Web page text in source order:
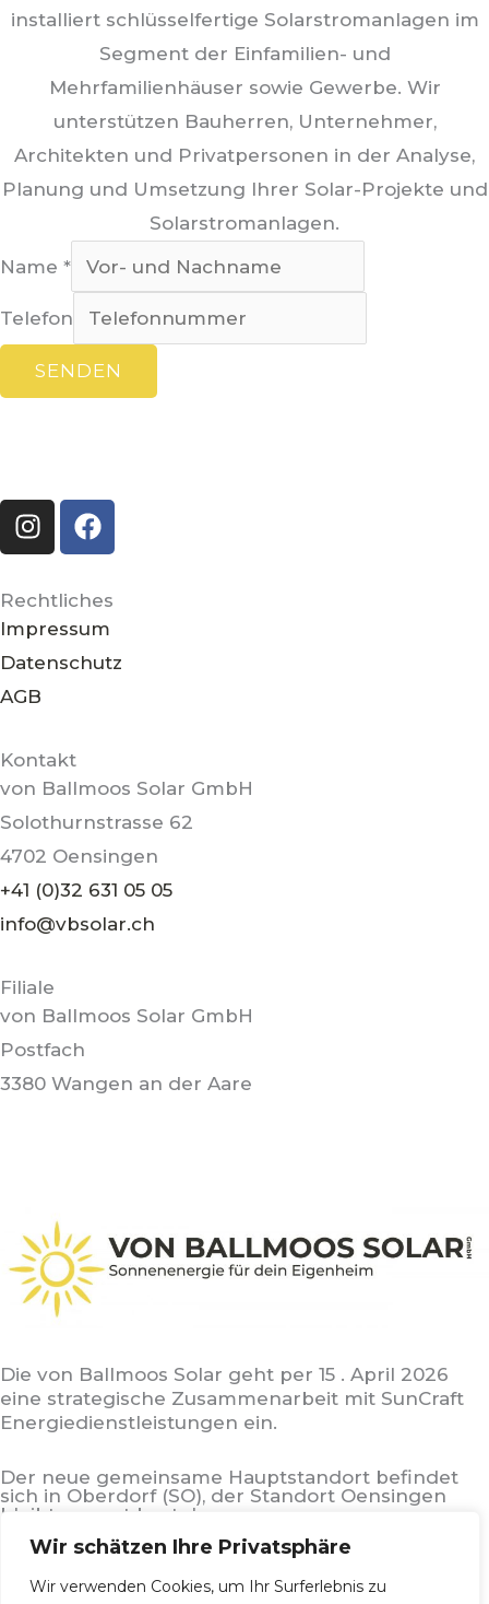
Wir schätzen Ihre Privatsphäre
Wir verwenden Cookies, um Ihr Surferlebnis zu
installiert schlüsselfertige Solarstromanlagen im
Segment der Einfamilien- und
Mehrfamilienhäuser sowie Gewerbe. Wir
unterstützen Bauherren, Unternehmer,
Architekten und Privatpersonen in der Analyse,
Planung und Umsetzung Ihrer Solar-Projekte und
Solarstromanlagen.
Name *
Telefon
SENDEN
I
n
t
a
g
r
a
F
a
e
b
o
Rechtliches
Impressum
Datenschutz
AGB
Kontakt
von Ballmoos Solar GmbH
Solothurnstrasse 62
4702 Oensingen
+41 (0)32 631 05 05
info@vbsolar.ch
Filiale
von Ballmoos Solar GmbH
Postfach
3380 Wangen an der Aare
Die von Ballmoos Solar geht per 15 . April 2026
eine strategische Zusammenarbeit mit SunCraft
Energiedienstleistungen ein.
Der neue gemeinsame Hauptstandort befindet
sich in Oberdorf (SO), der Standort Oensingen
bleibt vorerst bestehen.
Die bisherigen Leistungen werden künftig unter
die Realisierung von Solarprojekten sowie